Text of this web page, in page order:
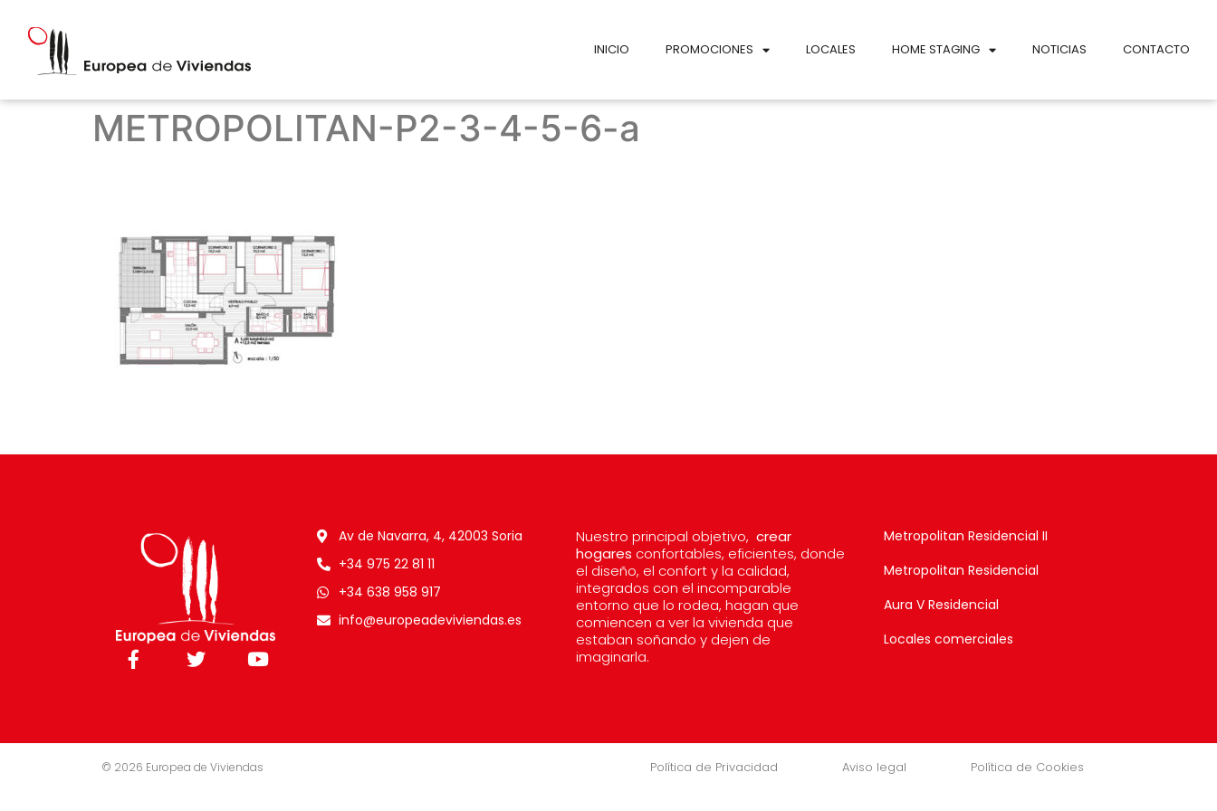
INICIO PROMOCIONES LOCALES HOME STAGING NOTICIAS CONTACTO
METROPOLITAN-P2-3-4-5-6-a
Av de Navarra, 4, 42003 Soria
+34 975 22 81 11
+34 638 958 917
info@europeadeviviendas.es
Nuestro principal objetivo, crear
hogares confortables, eficientes, donde
el diseño, el confort y la calidad,
integrados con el incomparable
entorno que lo rodea, hagan que
comiencen a ver la vivienda que
estaban soñando y dejen de
imaginarla.
Metropolitan Residencial II
Metropolitan Residencial
Aura V Residencial
Locales comerciales
© 2026 Europea de Viviendas Política de Privacidad Aviso legal Política de Cookies